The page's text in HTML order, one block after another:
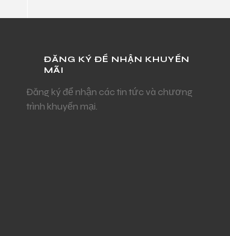
ĐĂNG KÝ ĐỂ NHẬN KHUYẾN
MÃI
Đăng ký để nhận các tin tức và chương
trình khuyến mại.